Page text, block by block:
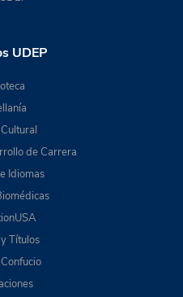
UDEP
de Carrera
Idiomas
Títulos